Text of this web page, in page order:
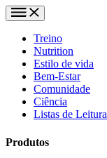
Treino
Nutrition
Estilo de vida
Bem-Estar
Comunidade
Ciência
Listas de Leitura
Produtos